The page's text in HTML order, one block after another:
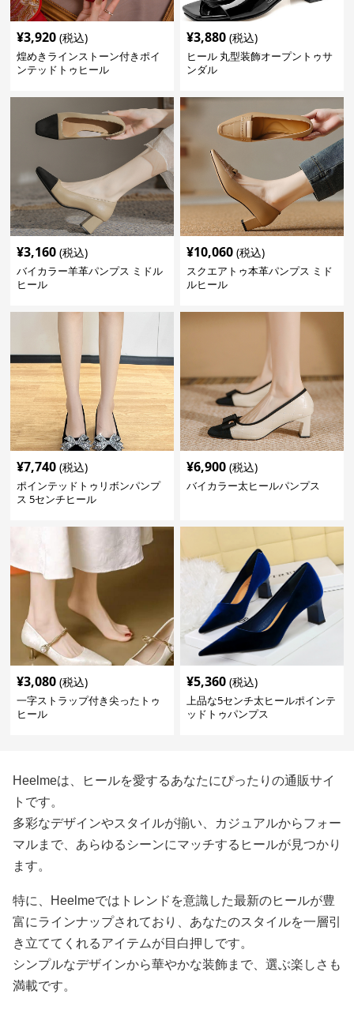
¥3,920 (税込)
煌めきラインストーン付きポイ
ンテッドトゥヒール
¥3,880 (税込)
ヒール 丸型装飾オープントゥサ
ンダル
¥3,160 (税込)
バイカラー羊革パンプス ミドル
ヒール
¥10,060 (税込)
スクエアトゥ本革パンプス ミド
ルヒール
¥7,740 (税込)
ポインテッドトゥリボンパンプ
ス 5センチヒール
¥6,900 (税込)
バイカラー太ヒールパンプス
¥3,080 (税込)
一字ストラップ付き尖ったトゥ
ヒール
¥5,360 (税込)
上品な5センチ太ヒールポインテ
ッドトゥパンプス
Heelmeは、ヒールを愛するあなたにぴったりの通販サイ
トです。
多彩なデザインやスタイルが揃い、カジュアルからフォー
マルまで、あらゆるシーンにマッチするヒールが見つかり
ます。
特に、Heelmeではトレンドを意識した最新のヒールが豊
富にラインナップされており、あなたのスタイルを一層引
き立ててくれるアイテムが目白押しです。
シンプルなデザインから華やかな装飾まで、選ぶ楽しさも
満載です。